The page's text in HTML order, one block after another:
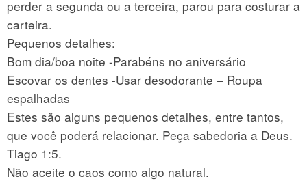
perder a segunda ou a terceira, parou para costurar a
carteira.
Pequenos detalhes:
Bom dia/boa noite -Parabéns no aniversário
Escovar os dentes -Usar desodorante – Roupa
espalhadas
Estes são alguns pequenos detalhes, entre tantos,
que você poderá relacionar. Peça sabedoria a Deus.
Tiago 1:5.
Não aceite o caos como algo natural.